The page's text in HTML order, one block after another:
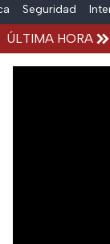
Seguridad
ÚLTIMA HORA